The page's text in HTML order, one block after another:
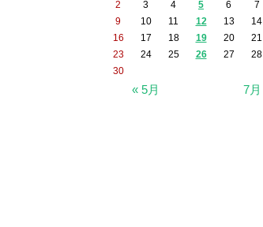
« 5月 7
2
3 4 5 6 7
9
10 11 12 13 14
16
17 18 19 20 21
23
24 25 26 27 28
30